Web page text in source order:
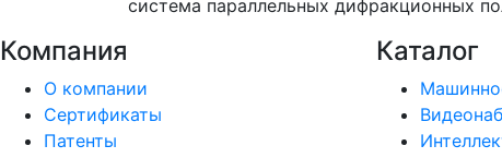
система параллельных дифракционных
Компания
О компании
Сертификаты
Патенты
Каталог